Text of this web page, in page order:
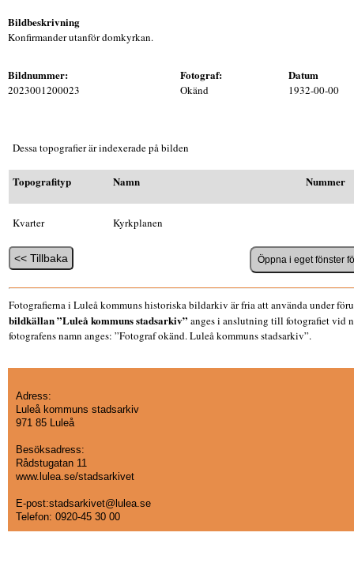
Bildbeskrivning
Konfirmander utanför domkyrkan.
Bildnummer:
2023001200023
Fotograf:
Okänd
Datum
1932-00-00
Dessa topografier är indexerade på bilden
Topografityp Namn Nummer
Kvarter Kyrkplanen
Fotografierna i Luleå kommuns historiska bildarkiv är fria att använda under
bildkällan ”Luleå kommuns stadsarkiv” anges i anslutning till fotografiet vid
fotografens namn anges: ”Fotograf okänd. Luleå kommuns stadsarkiv”.
Adress:
Luleå kommuns stadsarkiv
971 85 Luleå
Besöksadress:
Rådstugatan 11
www.lulea.se/stadsarkivet
E-post:stadsarkivet@lulea.se
Telefon: 0920-45 30 00